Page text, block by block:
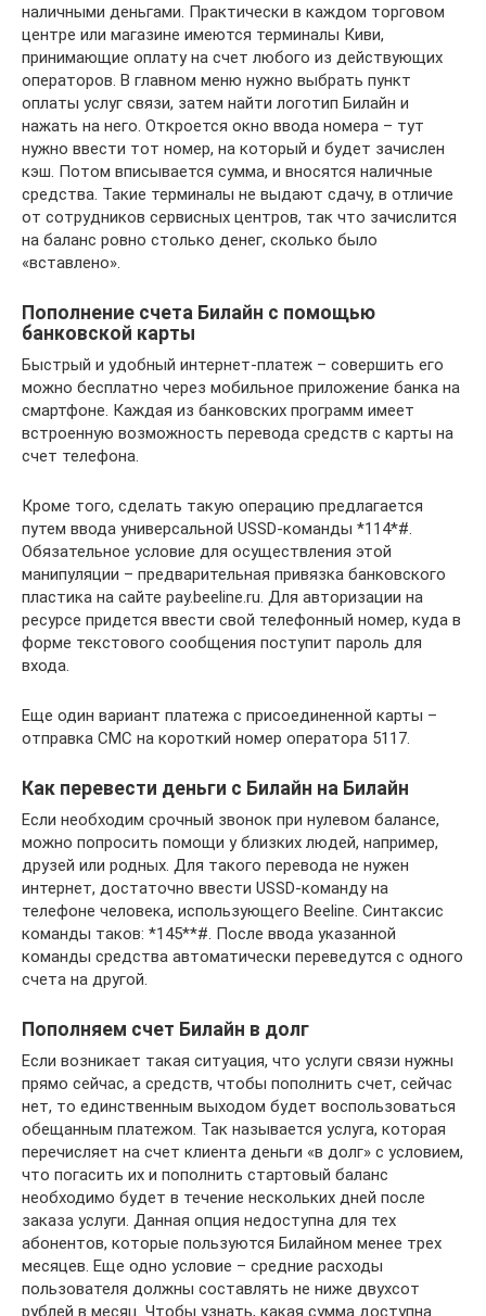
наличными деньгами. Практически в каждом торговом
центре или магазине имеются терминалы Киви,
принимающие оплату на счет любого из действующих
операторов. В главном меню нужно выбрать пункт
оплаты услуг связи, затем найти логотип Билайн и
нажать на него. Откроется окно ввода номера – тут
нужно ввести тот номер, на который и будет зачислен
кэш. Потом вписывается сумма, и вносятся наличные
средства. Такие терминалы не выдают сдачу, в отличие
от сотрудников сервисных центров, так что зачислится
на баланс ровно столько денег, сколько было
«вставлено».
Пополнение счета Билайн с помощью
банковской карты
Быстрый и удобный интернет-платеж – совершить его
можно бесплатно через мобильное приложение банка на
смартфоне. Каждая из банковских программ имеет
встроенную возможность перевода средств с карты на
счет телефона.
Кроме того, сделать такую операцию предлагается
путем ввода универсальной USSD-команды *114*#.
Обязательное условие для осуществления этой
манипуляции – предварительная привязка банковского
пластика на сайте pay.beeline.ru. Для авторизации на
ресурсе придется ввести свой телефонный номер, куда в
форме текстового сообщения поступит пароль для
входа.
Еще один вариант платежа с присоединенной карты –
отправка СМС на короткий номер оператора 5117.
Как перевести деньги с Билайн на Билайн
Если необходим срочный звонок при нулевом балансе,
можно попросить помощи у близких людей, например,
друзей или родных. Для такого перевода не нужен
интернет, достаточно ввести USSD-команду на
телефоне человека, использующего Beeline. Синтаксис
команды таков: *145**#. После ввода указанной
команды средства автоматически переведутся с одного
счета на другой.
Пополняем счет Билайн в долг
Если возникает такая ситуация, что услуги связи нужны
прямо сейчас, а средств, чтобы пополнить счет, сейчас
нет, то единственным выходом будет воспользоваться
обещанным платежом. Так называется услуга, которая
перечисляет на счет клиента деньги «в долг» с условием,
что погасить их и пополнить стартовый баланс
необходимо будет в течение нескольких дней после
заказа услуги. Данная опция недоступна для тех
абонентов, которые пользуются Билайном менее трех
месяцев. Еще одно условие – средние расходы
пользователя должны составлять не ниже двухсот
рублей в месяц. Чтобы узнать, какая сумма доступна